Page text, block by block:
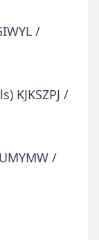
/
KJKSZPJ /
/